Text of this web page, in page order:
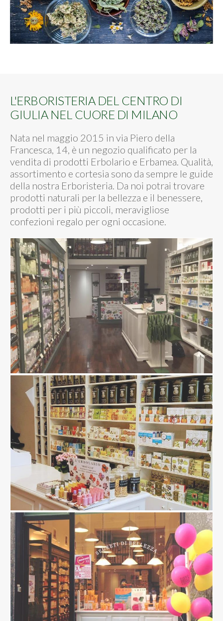
L'ERBORISTERIA DEL CENTRO DI
GIULIA NEL CUORE DI MILANO
Nata nel maggio 2015 in via Piero della
Francesca, 14, è un negozio qualificato per la
vendita di prodotti Erbolario e Erbamea. Qualità,
assortimento e cortesia sono da sempre le guide
della nostra Erboristeria. Da noi potrai trovare
prodotti naturali per la bellezza e il benessere,
prodotti per i più piccoli, meravigliose
confezioni regalo per ogni occasione.